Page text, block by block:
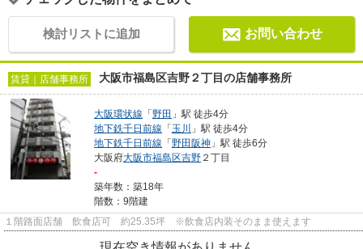
検討リストに追加 お問い合わせ
賃貸｜店舗事務所 大阪市福島区吉野２丁目の店舗事務所
大阪環状線 「 野田 」駅 徒歩4分
地下鉄千日前線 「 玉川
」駅 徒歩4分
地下鉄千日前線 「 野田阪神 」駅 徒歩6分
大阪府大阪市福島区吉野 ２丁目
-
築年数：築18年
階数：9階建
１階路面店舗 飲食店可 約25.35坪 ※飲食店内装そのまま使えます